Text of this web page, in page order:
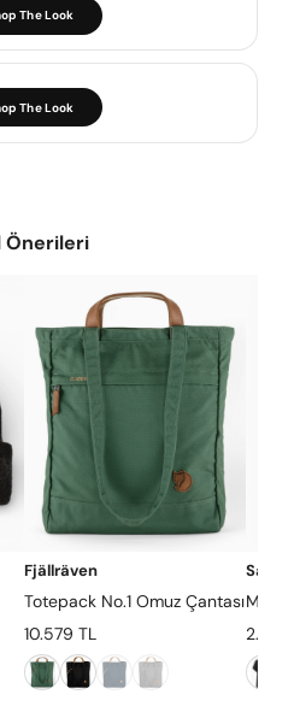
The Look
The Look
Önerileri
Fjällräven
Totepack No.1 Omuz Çantası
10.579 TL
Majan
2.891